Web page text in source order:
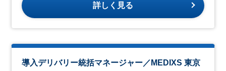
詳しく見る
導入デリバリー統括マネージャー／MEDIXS 東京